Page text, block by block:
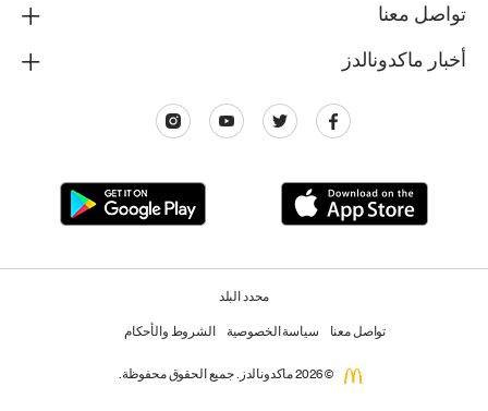
تواصل معنا
أخبار ماكدونالدز
محدد البلد
تواصل معنا سياسة الخصوصية الشروط والأحكام
© 2026 ماكدونالدز. جميع الحقوق محفوظة.